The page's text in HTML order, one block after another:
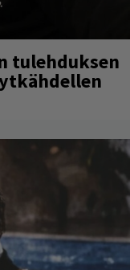
tulehduksen